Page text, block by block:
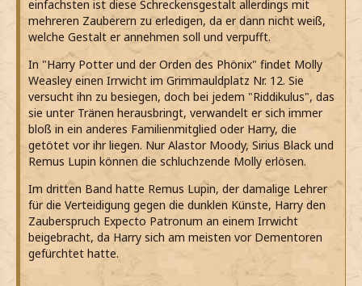
einfachsten ist diese Schreckensgestalt allerdings mit
mehreren Zauberern zu erledigen, da er dann nicht weiß,
welche Gestalt er annehmen soll und verpufft.
In "Harry Potter und der Orden des Phönix" findet Molly
Weasley einen Irrwicht im Grimmauldplatz Nr. 12. Sie
versucht ihn zu besiegen, doch bei jedem "Riddikulus", das
sie unter Tränen herausbringt, verwandelt er sich immer
bloß in ein anderes Familienmitglied oder Harry, die
getötet vor ihr liegen. Nur Alastor Moody, Sirius Black und
Remus Lupin können die schluchzende Molly erlösen.
Im dritten Band hatte Remus Lupin, der damalige Lehrer
für die Verteidigung gegen die dunklen Künste, Harry den
Zauberspruch Expecto Patronum an einem Irrwicht
beigebracht, da Harry sich am meisten vor Dementoren
gefürchtet hatte.